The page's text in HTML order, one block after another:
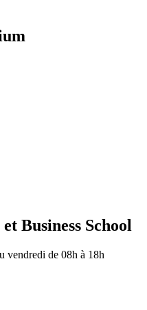
Business School
vendredi de 08h à 18h